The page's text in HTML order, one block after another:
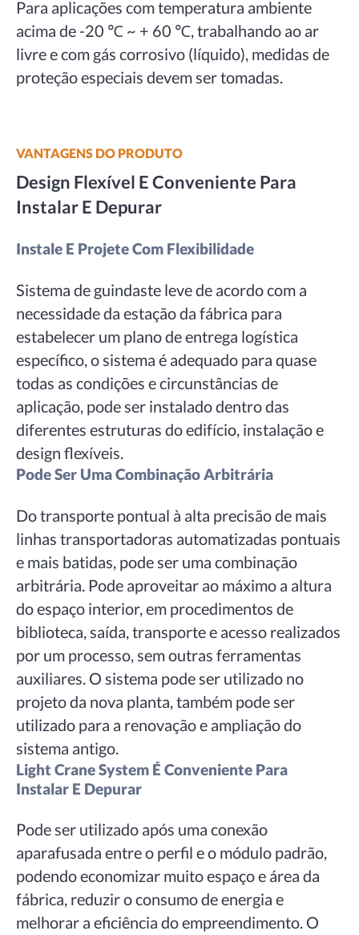
Para aplicações com temperatura ambiente
acima de -20 ℃ ~ + 60 ℃, trabalhando ao ar
livre e com gás corrosivo (líquido), medidas de
proteção especiais devem ser tomadas.
VANTAGENS DO PRODUTO
Design Flexível E Conveniente Para
Instalar E Depurar
Instale E Projete Com Flexibilidade
Sistema de guindaste leve de acordo com a
necessidade da estação da fábrica para
estabelecer um plano de entrega logística
específico, o sistema é adequado para quase
todas as condições e circunstâncias de
aplicação, pode ser instalado dentro das
diferentes estruturas do edifício, instalação e
design flexíveis.
Pode Ser Uma Combinação Arbitrária
Do transporte pontual à alta precisão de mais
linhas transportadoras automatizadas pontuais
e mais batidas, pode ser uma combinação
arbitrária. Pode aproveitar ao máximo a altura
do espaço interior, em procedimentos de
biblioteca, saída, transporte e acesso realizados
por um processo, sem outras ferramentas
auxiliares. O sistema pode ser utilizado no
projeto da nova planta, também pode ser
utilizado para a renovação e ampliação do
sistema antigo.
Light Crane System É Conveniente Para
Instalar E Depurar
Pode ser utilizado após uma conexão
aparafusada entre o perfil e o módulo padrão,
podendo economizar muito espaço e área da
fábrica, reduzir o consumo de energia e
melhorar a eficiência do empreendimento. O